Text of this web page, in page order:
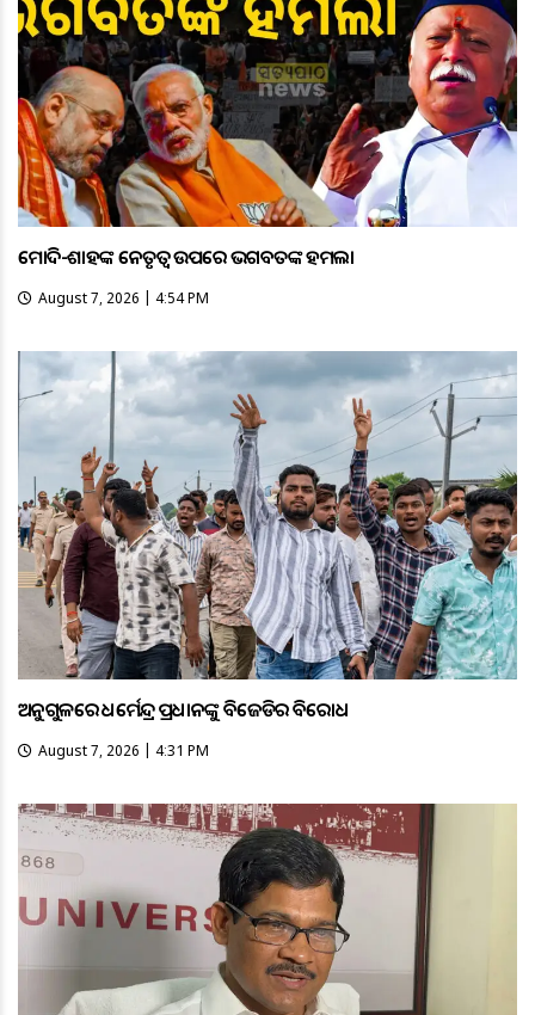
ମୋଦି-ଶାହଙ୍କ ନେତୃତ୍ୱ ଉପରେ ଭଗବତଙ୍କ ହମଲା
August 7, 2026 | 4:54 PM
ଅନୁଗୁଳରେ ଧର୍ମେନ୍ଦ୍ର ପ୍ରଧାନଙ୍କୁ ବିଜେଡିର ବିରୋଧ
August 7, 2026 | 4:31 PM